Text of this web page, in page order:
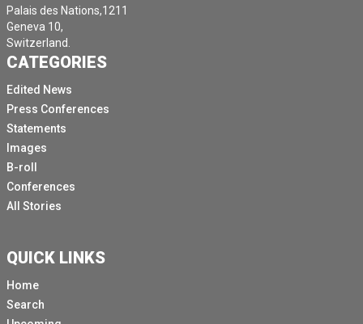
Palais des Nations,1211
Geneva 10,
Switzerland.
CATEGORIES
Edited News
Press Conferences
Statements
Images
B-roll
Conferences
All Stories
QUICK LINKS
Home
Search